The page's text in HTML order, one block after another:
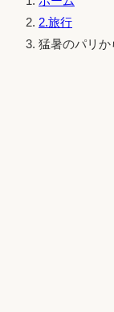
2.旅行
猛暑のパリか